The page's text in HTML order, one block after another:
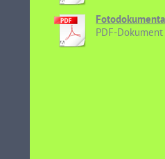
PDF-